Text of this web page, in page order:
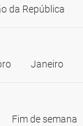
da República
Janeiro
Fim de semana